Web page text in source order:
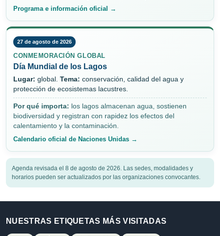
Programa e información oficial →
27 de agosto de 2026
CONMEMORACIÓN GLOBAL
Día Mundial de los Lagos
Lugar: global. Tema: conservación, calidad del agua y
protección de ecosistemas lacustres.
Por qué importa: los lagos almacenan agua, sostienen
biodiversidad y registran con rapidez los efectos del
calentamiento y la contaminación.
Calendario oficial de Naciones Unidas →
Agenda revisada el 8 de agosto de 2026. Las sedes, modalidades y
horarios pueden ser actualizados por las organizaciones convocantes.
NUESTRAS ETIQUETAS MÁS VISITADAS